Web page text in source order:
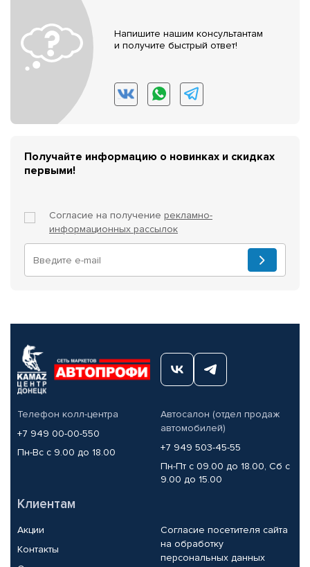
Напишите нашим консультантам
и получите быстрый ответ!
Получайте информацию о новинках и скидках
первыми!
Согласие на получение рекламно-
информационных рассылок
Телефон колл-центра
+7 949 00-00-550
Пн-Вс с 9.00 до 18.00
Автосалон (отдел продаж
автомобилей)
+7 949 503-45-55
Пн-Пт с 09.00 до 18.00, Сб с
9.00 до 15.00
Клиентам
Акции
Контакты
Согласие посетителя сайта
на обработку
персональных данных